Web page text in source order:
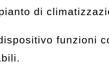
di
funzioni